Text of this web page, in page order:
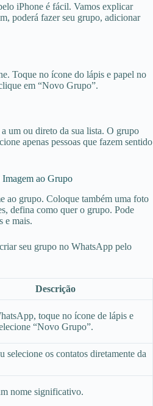
iPhone é fácil. Vamos explicar
poderá fazer seu grupo, adicionar
Toque no ícone do lápis e papel no
em “Novo Grupo”.
um ou direto da sua lista. O grupo
apenas pessoas que fazem sentido
ao Grupo
ao grupo. Coloque também uma foto
defina como quer o grupo. Pode
e mais.
seu grupo no WhatsApp pelo
Descrição
toque no ícone de lápis e
“Novo Grupo”.
selecione os contatos diretamente da
nome significativo.